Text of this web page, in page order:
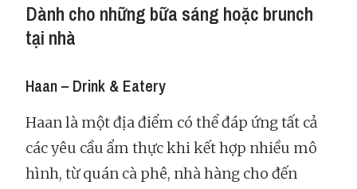
Dành cho những bữa sáng hoặc brunch
tại nhà
Haan – Drink & Eatery
Haan là một địa điểm có thể đáp ứng tất cả
các yêu cầu ẩm thực khi kết hợp nhiều mô
hình, từ quán cà phê, nhà hàng cho đến